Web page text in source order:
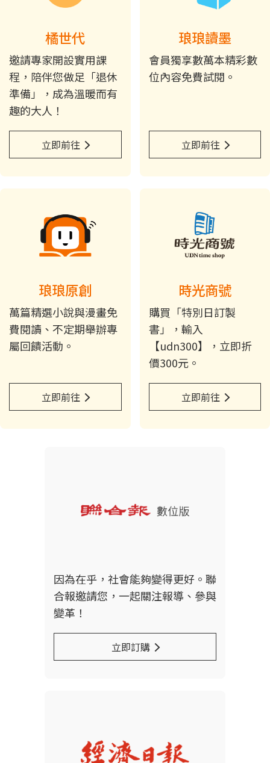
橘世代
邀請專家開設實用課
程，陪伴您做足「退休
準備」，成為溫暖而有
趣的大人！
立即前往
琅琅讀墨
會員獨享數萬本精彩數
位內容免費試閱。
立即前往
琅琅原創
萬篇精選小說與漫畫免
費閱讀、不定期舉辦專
屬回饋活動。
立即前往
時光商號
購買「特別日訂製
書」，輸入
【udn300】，立即折
價300元。
立即前往
因為在乎，社會能夠變得更好。聯
合報邀請您，一起關注報導、參與
變革！
立即訂購